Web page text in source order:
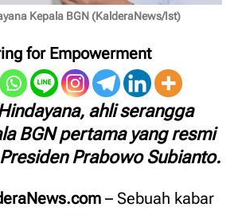
Kepala BGN (KalderaNews/Ist)
for Empowerment
ahli serangga
BGN pertama yang resmi
Prabowo Subianto.
– Sebuah kabar